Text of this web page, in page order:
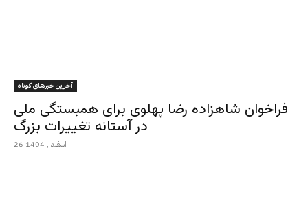
آخرین خبرهای کوتاه
فراخوان شاهزاده رضا پهلوی برای همبستگی ملی
در آستانه تغییرات بزرگ
26 اسفند , 1404